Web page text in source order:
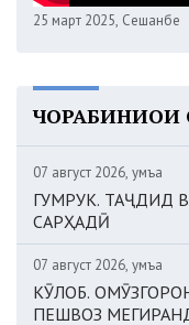
25 март 2025, Сешанбе
07 август 2026, Ҷумъа
ГУМРУК. ТАҶДИД
САРҲАДӢ
07 август 2026, Ҷумъа
КӮЛОБ.
ПЕШВОЗ